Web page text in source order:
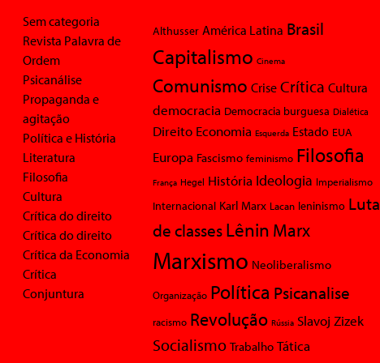
Sem categoria
Revista Palavra de
Ordem
Psicanálise
Propaganda e
agitação
Política e História
Literatura
Filosofia
Cultura
Crítica do direito
Crítica do direito
Crítica da Economia
Crítica
Conjuntura
Althusser América Latina Brasil
Capitalismo Cinema
Comunismo Crise Crítica Cultura
democracia Democracia burguesa Dialética
Direito Economia Esquerda Estado EUA
Europa Fascismo feminismo Filosofia
França Hegel História Ideologia Imperialismo
Internacional Karl Marx Lacan leninismo Luta
de classesLênin Marx
Marxismo Neoliberalismo
Organização Política Psicanalise
racismo Revolução Rússia Slavoj Zizek
Socialismo Trabalho Tática